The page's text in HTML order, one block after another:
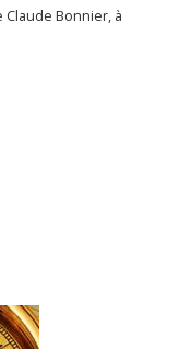
Claude Bonnier, à